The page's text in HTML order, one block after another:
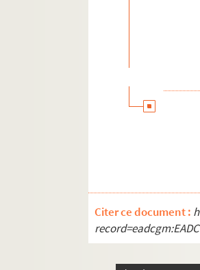
2343. Relatio
2344.
2347. Recueil
2349. Extrait
2351. Recit
2352. Recueil
2353. (Deux)
Citer ce document :